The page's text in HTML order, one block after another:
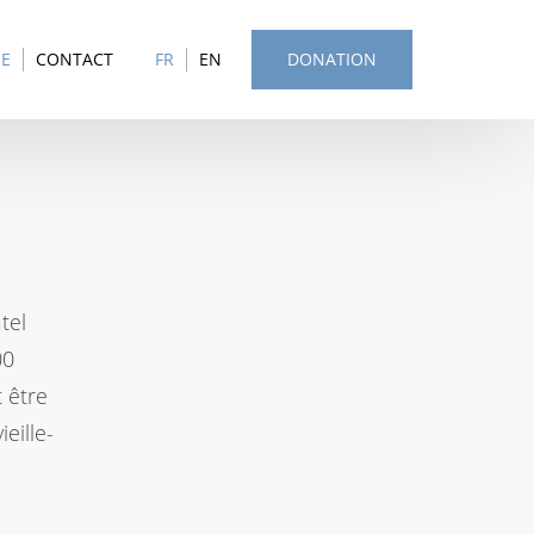
DONATION
FR EN
CONTACT
être